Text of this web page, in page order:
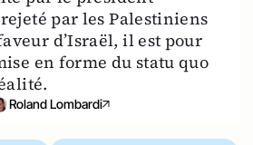
par les Palestiniens
d’Israël, il est pour
en forme du statu quo
Roland Lombardi